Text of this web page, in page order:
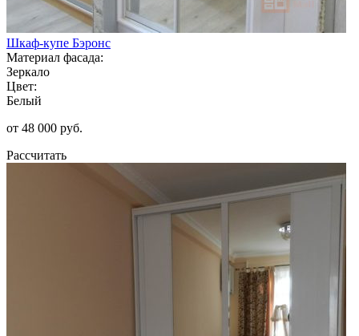
Шкаф-купе Бэронс
Материал фасада:
Зеркало
Цвет:
Белый
от 48 000 руб.
Рассчитать